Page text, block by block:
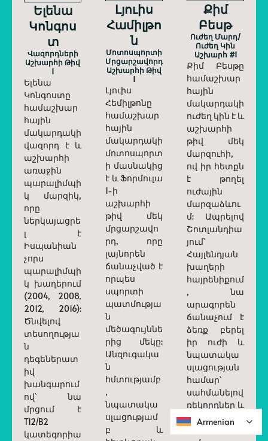
Ելենա
Կոնգոս
Տ
Վազորդների
Աշխարհի Թիվ
1
Ելենա
Կոնգոստը
համաշխար
հային
մակարդակի
վազորդ է և
աշխարհի
առաջին
պարալիմպի
կ մարզիկ,
որը
ներկայացրե
լ է
Իսպանիան
չորս
պարալիմպի
կ խաղերում
(2004, 2008,
2012, 2016):
Ծնվելով
տեսողությա
ն
դեգեներատ
իվ
խանգարում
ով՝ նա
մրցում է
T12/B2
կատեգորիա
Լյուիս
Համիլթո
Ն
Մոտոսպորտի
Մրցարշավորդ
Աշխարհի Թիվ
1
Լյուիս
Հեմիլթոնը
համաշխար
հային
մակարդակի
մոտոսպորտ
ի մասնակից
է և Ֆորմուլա
1-ի
աշխարհի
թիվ մեկ
մրցարշավո
րդ, որը
լայնորեն
ճանաչված է
որպես
սպորտի
պատմությա
ն
մեծագույննե
րից մեկը:
Անզուգակա
ն
հմտությամբ
,
նպատակա
սլացությամ
բ և
Քիմ
Բեսթ
Ուժեղ Մարդ/
Ուժեղ Կին
Աշխարհ #1
Քիմ Բեսթը
համաշխար
հային
մակարդակի
ուժեղ կին է և
աշխարհի
թիվ մեկ
մարզուհի,
ով իր հետքն
է թողել
ուժային
մարզաձևու
մ: Ապրելով
Շոտլանդիա
յում՝
Հայլենդյան
խաղերի
հայրենիքում
, նա
արագորեն
ճանաչում է
ձեռք բերել
իր ուժի և
նպատակա
սլացության
համար՝
սահմանելով
ռեկորդներ և
ընդլայնելով
Armenian
Armenian